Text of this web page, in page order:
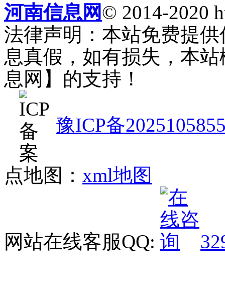
河南信息网© 2014-2020
法律声明：本站免费提
息真假，如有损失，本
息网】的支持！
豫ICP备
点地图： xml地图
网站在线客服QQ: